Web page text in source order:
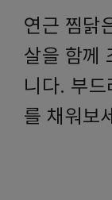
연근 찜닭
살을 함께
니다. 부
를 채워보